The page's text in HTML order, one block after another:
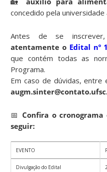
concedido pela universidade
Antes de se
atentamente o Edital nº
que contém todas as
Programa.
Em caso de dúvidas, entre
📅 Confira o
seguir:
EVENTO
Divulgação do Edital